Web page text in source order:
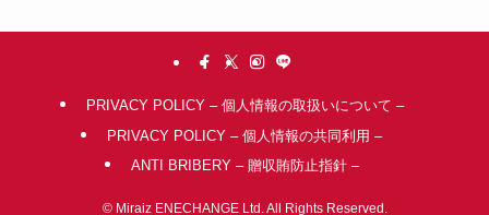
PRIVACY POLICY – 個人情報の取扱いについて –
PRIVACY POLICY – 個人情報の共同利用 –
ANTI BRIBERY – 贈収賄防止指針 –
©Miraiz ENECHANGE Ltd. All Rights Reserved.